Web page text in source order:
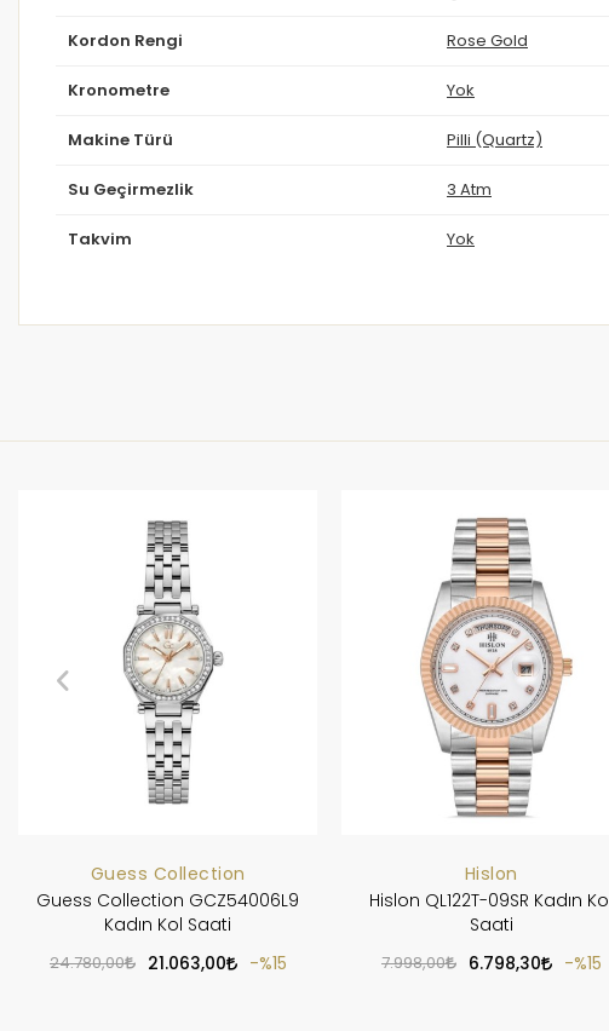
Kordon Rengi Rose Gold
Kronometre Yok
Makine Türü Pilli (Quartz)
Su Geçirmezlik 3 Atm
Takvim Yok
Guess Collection
Guess Collection GCZ54006L9
Kadın Kol Saati
24.780,00 21.063,00 %15
Hislon
Hislon QL122T-09SR Kadın Kol
Saati
7.998,00 6.798,30 %15